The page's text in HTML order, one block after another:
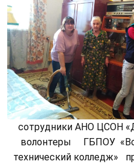
сотрудники АНО ЦСОН
волонтеры ГБПОУ
технический колледж»